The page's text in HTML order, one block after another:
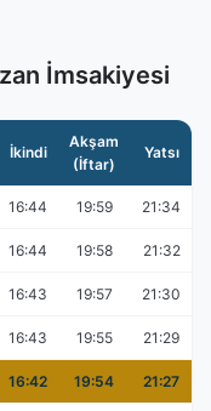
İmsakiyesi
İkindi
Akşam
(İftar)
Yatsı
16:44 19:59 21:34
16:44 19:58 21:32
16:43 19:57 21:30
16:43 19:55 21:29
16:42 19:54 21:27